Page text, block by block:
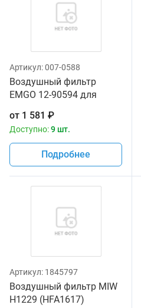
Артикул:007-0588
Воздушный фильтр
EMGO 12-90594 для
FSC400 Silver Wing '06-15,
FSC600 '01-13
от 1 581 ₽
Доступно:9 шт.
Подробнее
Артикул: 1845797
Воздушный фильтр MIW
H1229 (HFA1617)